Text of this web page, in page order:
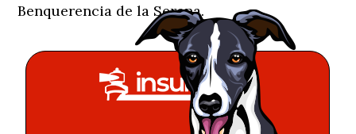
Benquerencia de la Serena.